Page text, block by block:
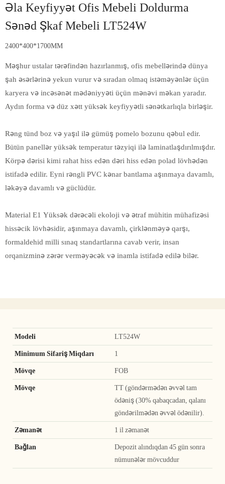
Əla Keyfiyyət Ofis Mebeli Doldurma
Sənəd Şkaf Mebeli LT524W
2400*400*1700MM
Məşhur ustalar tərəfindən hazırlanmış, ofis mebellərində dünya
şah əsərlərinə yekun vurur və sıradan olmaq istəməyənlər üçün
karyera və incəsənət mədəniyyəti üçün mənəvi məkan yaradır.
Aydın forma və düz xətt yüksək keyfiyyətli sənətkarlıqla birləşir.
Rəng tünd boz və yaşıl ilə gümüş pomelo bozunu qəbul edir.
Bütün panellər yüksək temperatur təzyiqi ilə laminatlaşdırılmışdır.
Körpə dərisi kimi rahat hiss edən dəri hiss edən polad lövhədən
istifadə edilir. Eyni rəngli PVC kənar bantlama aşınmaya davamlı,
ləkəyə davamlı və güclüdür.
Material E1 Yüksək dərəcəli ekoloji və ətraf mühitin mühafizəsi
hissəcik lövhəsidir, aşınmaya davamlı, çirklənməyə qarşı,
formaldehid milli sınaq standartlarına cavab verir, insan
orqanizminə zərər verməyəcək və inamla istifadə edilə bilər.
Modeli LT524W
Minimum Sifariş Miqdarı 1
Mövqe FOB
Mövqe
TT (göndərmədən əvvəl tam
ödəniş (30% qabaqcadan, qalanı
göndərilmədən əvvəl ödənilir).
Zəmanət 1 il zəmanət
Bağlan
Depozit alındıqdan 45 gün sonra
nümunələr mövcuddur